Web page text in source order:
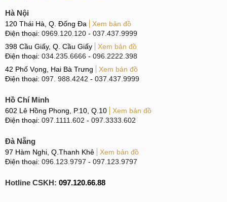
Hà Nội
120 Thái Hà, Q. Đống Đa
Xem bản đồ
Điện thoại: 0969.120.120 - 037.437.9999
398 Cầu Giấy, Q. Cầu Giấy
Xem bản đồ
Điện thoại: 034.235.6666 - 096.2222.398
42 Phố Vọng, Hai Bà Trưng
Xem bản đồ
Điện thoại: 097. 988.4242 - 037.437.9999
Hồ Chí Minh
602 Lê Hồng Phong, P.10, Q.10
Xem bản đồ
Điện thoại: 097.1111.602 - 097.3333.602
Đà Nẵng
97 Hàm Nghi, Q.Thanh Khê
Xem bản đồ
Điện thoại: 096.123.9797 - 097.123.9797
Hotline CSKH: 097.120.66.88